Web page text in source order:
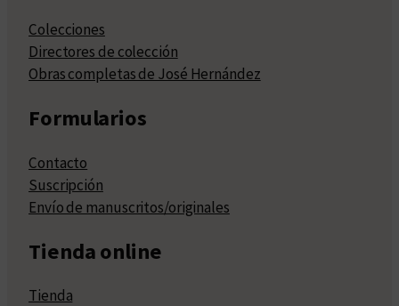
Colecciones
Directores de colección
Obras completas de José Hernández
Formularios
Contacto
Suscripción
Envío de manuscritos/originales
Tienda online
Tienda